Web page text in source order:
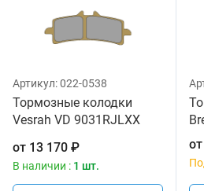
Артикул:022-0538
Тормозные колодки
Vesrah VD 9031RJLXX
от 13 170 ₽
В наличии : 1 шт.
от